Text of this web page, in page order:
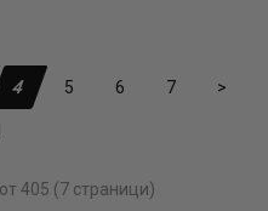
4 5 6 7 >
405 (7 страници)